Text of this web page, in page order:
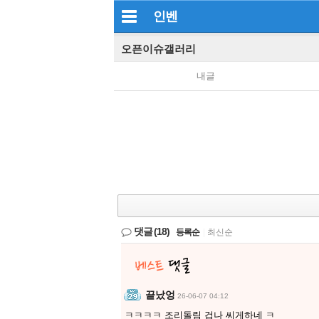
인벤
오픈이슈갤러리
내글
댓글(18) 등록순 최신순
끝났엉 26-06-07 04:12
ㅋㅋㅋㅋ 조리돌림 겁나 씨게하네 ㅋ